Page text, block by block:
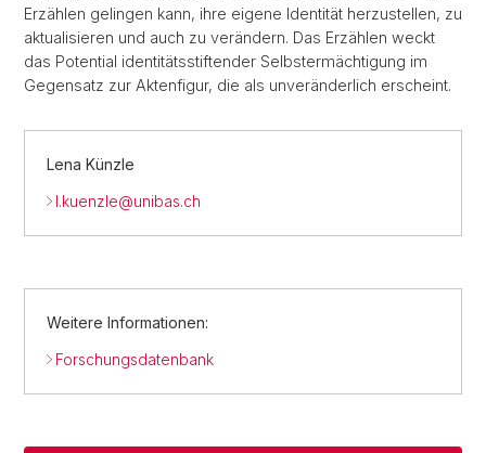
Erzählen gelingen kann, ihre eigene Identität herzustellen, zu
aktualisieren und auch zu verändern. Das Erzählen weckt
das Potential identitätsstiftender Selbstermächtigung im
Gegensatz zur Aktenfigur, die als unveränderlich erscheint.
Lena Künzle
l.kuenzle@unibas.ch
Weitere Informationen:
Forschungsdatenbank